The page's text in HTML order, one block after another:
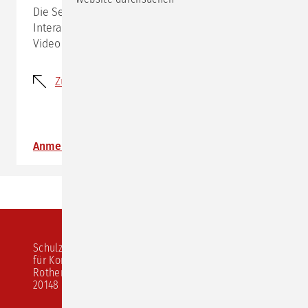
Die Seminare leben von der gemeinsamen
Interaktion, daher ist es wichtig, dass du mit Ton und
Video dabei sein kannst.
Zurück
Anmeldung
Schulz von Thun Institut
für Kommunikation
Rothenbaumchaussee 20
20148 Hamburg